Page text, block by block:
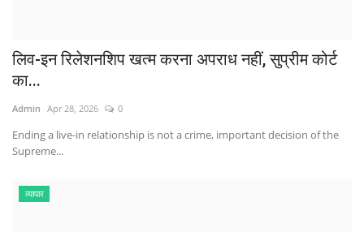
लिव-इन रिलेशनशिप खत्म करना अपराध नहीं, सुप्रीम कोर्ट
का...
Admin Apr 28, 2026 0
Ending a live-in relationship is not a crime, important decision of the
Supreme...
व्यापार